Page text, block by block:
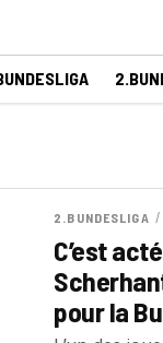
2.BUNDESLIGA /
C’est
pour la